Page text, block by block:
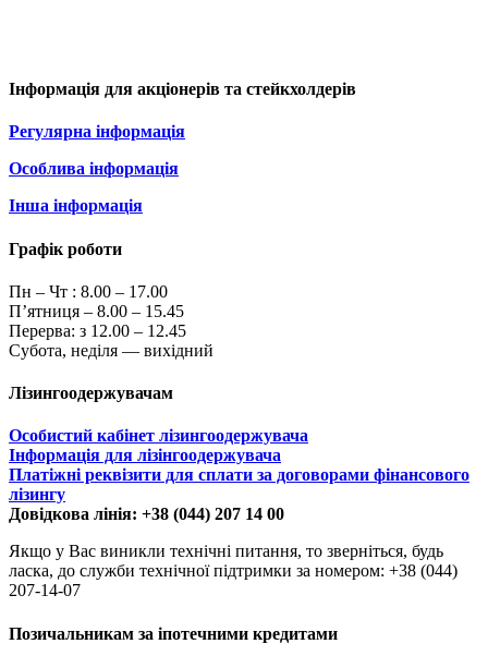
Інформація для акціонерів та стейкхолдерів
Регулярна інформація
Особлива інформація
Інша інформація
Графік роботи
Пн – Чт : 8.00 – 17.00
П’ятниця – 8.00 – 15.45
Перерва: з 12.00 – 12.45
Субота, неділя — вихідний
Лізингоодержувачам
Особистий кабінет лізингоодержувача
Інформація для лізінгоодержувача
Платіжні реквізити для сплати за договорами фінансового
лізингу
Довідкова лінія: +38 (044) 207 14 00
Якщо у Вас виникли технічні питання, то зверніться, будь
ласка, до служби технічної підтримки за номером: +38 (044)
207-14-07
Позичальникам за іпотечними кредитами